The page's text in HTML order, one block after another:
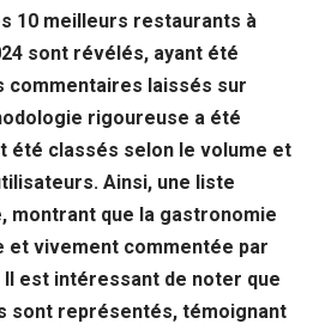
10 meilleurs restaurants à
sont révélés, ayant été
commentaires laissés sur
rigoureuse a été
été classés selon le volume et
Ainsi, une liste
montrant que la gastronomie
et vivement commentée par
est intéressant de noter que
sont représentés, témoignant